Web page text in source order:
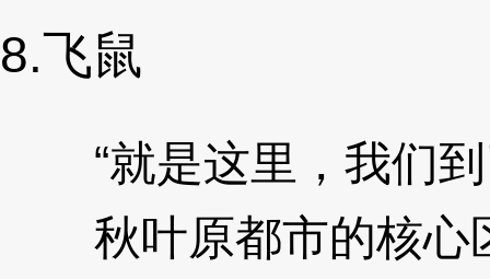
8.飞鼠
“就是这里，我们到
秋叶原都市的核心